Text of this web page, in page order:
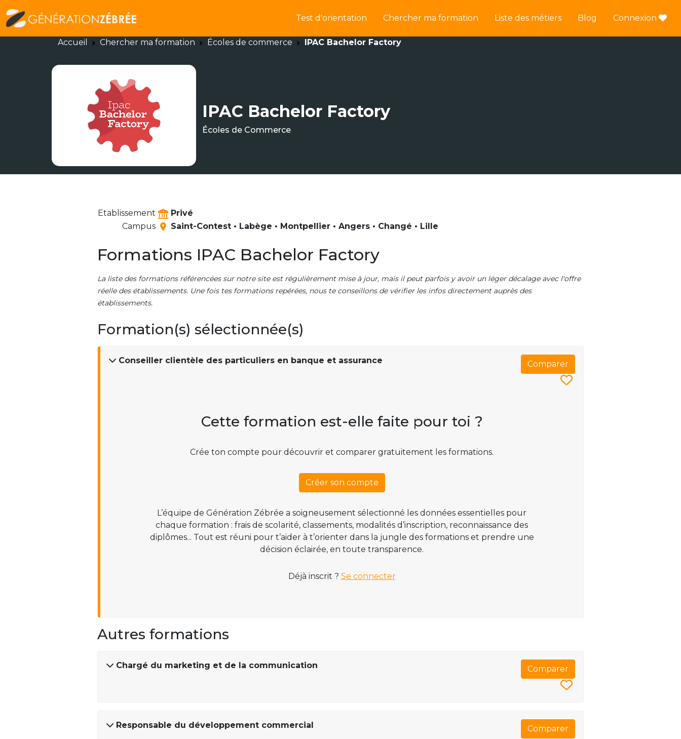
Test d'orientation Chercher ma formation Liste des métiers Blog Connexion
Accueil Chercher ma formation Écoles de commerce IPAC Bachelor Factory
IPAC Bachelor Factory
Écoles de Commerce
Etablissement
Privé
Campus
Saint-Contest • Labège • Montpellier • Angers • Changé • Lille
Formations IPAC Bachelor Factory
La liste des formations référencées sur notre site est régulièrement mise à jour, mais il peut parfois y avoir un léger décalage avec l'offre
réelle des établissements. Une fois tes formations repérées, nous te conseillons de vérifier les infos directement auprès des
établissements.
Formation(s) sélectionnée(s)
Conseiller clientèle des particuliers en banque et assurance Comparer
Cette formation est-elle faite pour toi ?
Crée ton compte pour découvrir et comparer gratuitement les formations.
Créer son compte
L’équipe de Génération Zébrée a soigneusement sélectionné les données essentielles pour
chaque formation : frais de scolarité, classements, modalités d’inscription, reconnaissance des
diplômes... Tout est réuni pour t’aider à t’orienter dans la jungle des formations et prendre une
décision éclairée, en toute transparence.
Déjà inscrit ? Se connecter
Autres formations
Chargé du marketing et de la communication Comparer
Responsable du développement commercial Comparer